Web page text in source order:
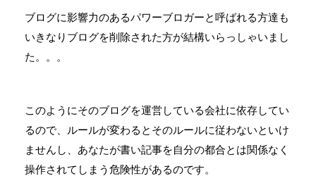
ブログに影響力のあるパワーブロガーと呼ばれる方達も
いきなりブログを削除された方が結構いらっしゃいまし
た。。。
このようにそのブログを運営している会社に依存してい
るので、ルールが変わるとそのルールに従わないといけ
ませんし、あなたが書い記事を自分の都合とは関係なく
操作されてしまう危険性があるのです。